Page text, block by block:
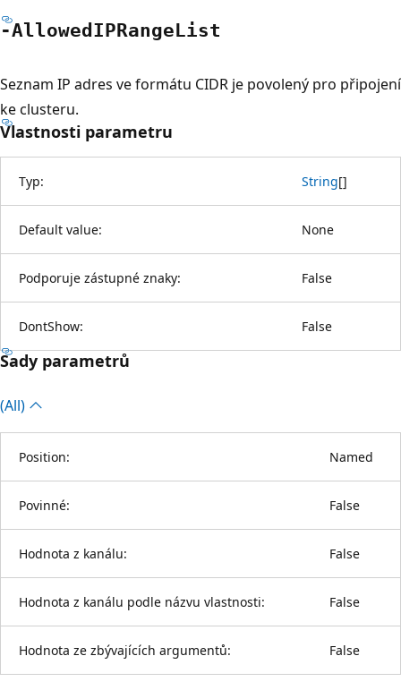
-Allowed IPRangeList
Seznam IP adres ve formátu CIDR je povolený pro připojení
ke clusteru.
Vlastnosti parametru
Typ: String[]
Default value: None
Podporuje zástupné znaky: False
DontShow: False
Sady parametrů
(All)
Position: Named
Povinné: False
Hodnota z kanálu: False
Hodnota z kanálu podle názvu vlastnosti: False
Hodnota ze zbývajících argumentů: False